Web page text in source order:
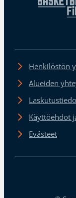
Henkilöstön
Alueiden
Käyttöehdot
Evästeet